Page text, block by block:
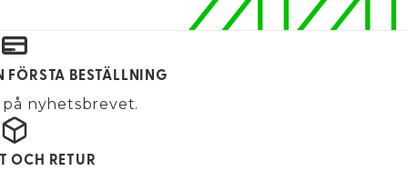
FÖRSTA BESTÄLLNING
nyhetsbrevet.
OCH RETUR